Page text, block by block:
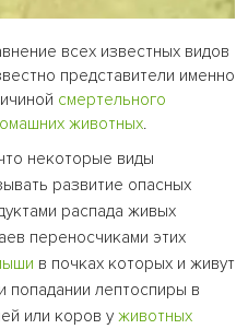
всех известных видов
представители именно
смертельного
животных.
некоторые виды
развитие опасных
распада живых
переносчиками этих
в почках которых и живут
попадании лептоспиры в
или коров уживотных